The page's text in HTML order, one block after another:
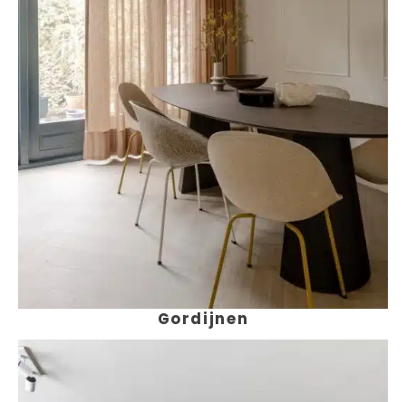
Gordijnen